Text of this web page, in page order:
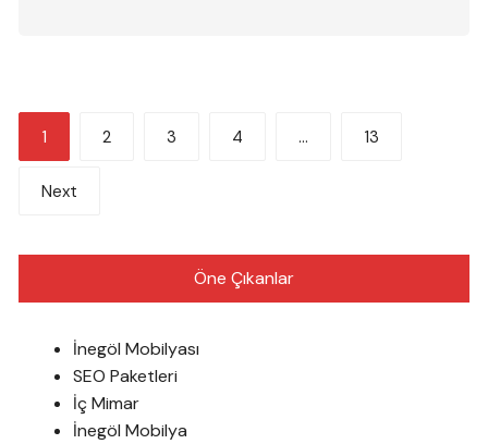
Yazı
sayfalandırması
1 2 3 4 … 13
Next
Öne Çıkanlar
İnegöl Mobilyası
SEO Paketleri
İç Mimar
İnegöl Mobilya